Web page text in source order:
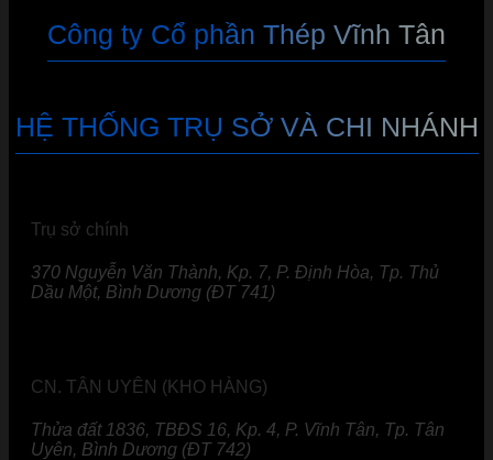
Công ty Cổ phần Thép Vĩnh Tân
HỆ THỐNG TRỤ SỞ VÀ CHI NHÁNH
Trụ sở chính
370 Nguyễn Văn Thành, Kp. 7, P. Định Hòa, Tp. Thủ
Dầu Một, Bình Dương (ĐT 741)
CN. TÂN UYÊN (KHO HÀNG)
Thửa đất 1836, TBĐS 16, Kp. 4, P. Vĩnh Tân, Tp. Tân
Uyên, Bình Dương (ĐT 742)